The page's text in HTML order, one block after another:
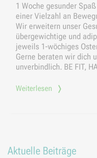
1 Woche gesunder
einer Vielzahl an
Wir erweitern unser
übergewichtige und
jeweils 1-wöchiges
Gerne beraten wir dich
unverbindlich. BE FIT,
Weiterlesen
Aktuelle Beiträge